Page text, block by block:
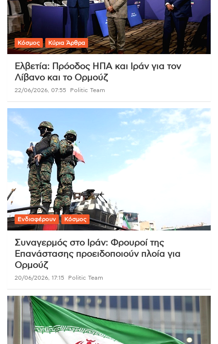
Κόσμος Κύρια Άρθρα
Ελβετία: Πρόοδος ΗΠΑ και Ιράν για τον
Λίβανο και το Ορμούζ
22/06/2026, 07:55 Politic Team
Ενδιαφέρουν Κόσμος
Συναγερμός στο Ιράν: Φρουροί της
Επανάστασης προειδοποιούν πλοία για
Ορμούζ
20/06/2026, 17:15 Politic Team